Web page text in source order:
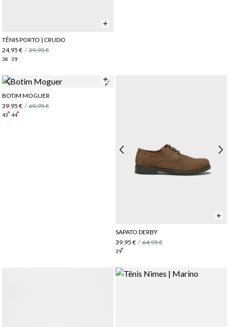
TÊNIS PORTO | CRUDO
24,95 € / 39,95 €
38 39
BOTIM MOGUER
39,95 € / 69,95 €
43 44
SAPATO DERBY
39,95 € / 64,95 €
39